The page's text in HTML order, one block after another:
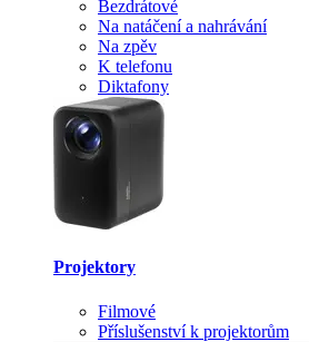
Bezdrátové
Na natáčení a nahrávání
Na zpěv
K telefonu
Diktafony
Projektory
Filmové
Příslušenství k projektorům